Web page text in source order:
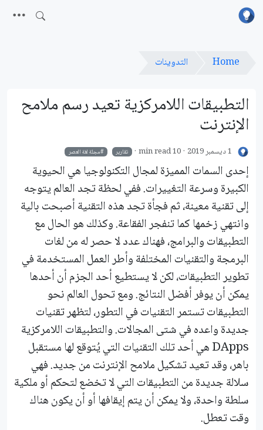
Home التدوينات
التطبيقات اللامركزية تعيد رسم ملامح
الإنترنت
1 ديسمبر 2019 10 min read تقارير مجلة لغة العصر
إحدى السمات المميزة لمجال التكنولوجيا هي الحيوية
الكبيرة وسرعة التغييرات. ففي لحظة تجد العالم يتوجه
إلى تقنية معينة، ثم فجأة تجد هذه التقنية أصبحت بالية
وانتهي زخمها كما تنفجر الفقاعة. وكذلك هو الحال مع
التطبيقات والبرامج، فهناك عدد لا حصر له من لغات
البرمجة والتقنيات المختلفة وأطر العمل المستخدمة في
تطوير التطبيقات، لكن لا يستطيع أحد الجزم أن أحدها
يمكن أن يوفر أفضل النتائج. ومع تحول العالم نحو
التطبيقات تستمر التقنيات في التطور، لتظهر تقنيات
جديدة واعده في شتى المجالات. والتطبيقات اللامركزية
DApps هي أحد تلك التقنيات التي يُتوقع لها مستقبل
باهر، وقد تعيد تشكيل ملامح الإنترنت من جديد. فهي
سلالة جديدة من التطبيقات التي لا تخضع لتحكم أو ملكية
سلطة واحدة، ولا يمكن أن يتم إيقافها أو أن يكون هناك
وقت تعطل.